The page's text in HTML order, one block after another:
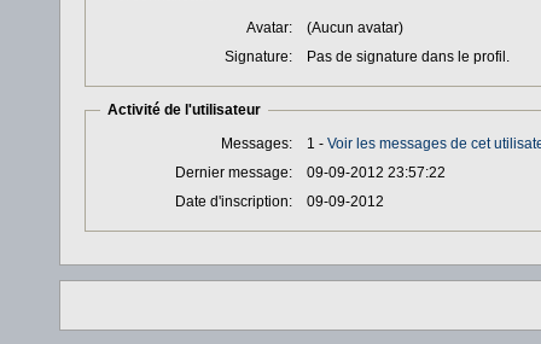
Avatar:
(Aucun avatar)
Signature:
Pas de signature dans le profil.
Activité de l'utilisateur
Messages:
1 - Voir les messages de cet
Dernier message:
09-09-2012 23:57:22
Date d'inscription:
09-09-2012